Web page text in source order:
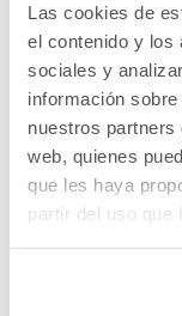
Las cookies de
el contenido y los
sociales y
información
nuestros
web, quienes
que les haya
partir del uso que
MÉDICO
Cirujano
(1993-1998)
Xoco,
(1993-1998)
hospitales
cirugías en
(1998-2017)
diversas